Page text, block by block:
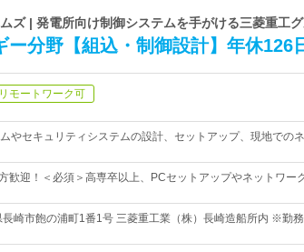
ズ | 発電所向け制御システムを手がける三菱重工
ー分野【組込・制御設計】年休126
リモートワーク可
やセキュリティシステムの設計、セットアップ、現地での
歓迎！＜必須＞高専卒以上、PCセットアップやネットワー
長崎市飽の浦町1番1号 三菱重工業（株）長崎造船所内 ※勤